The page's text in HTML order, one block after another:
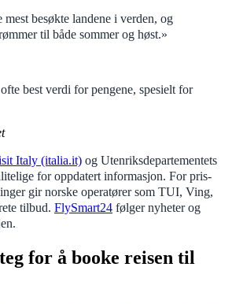
mest besøkte landene i verden, og
til både sommer og høst.»
best verdi for pengene, spesielt for
Italy (italia.it) og Utenriksdepartementets
for oppdatert informasjon. For pris-
gir norske operatører som TUI, Ving,
tilbud. FlySmart24 følger nyheter og
for å booke reisen til